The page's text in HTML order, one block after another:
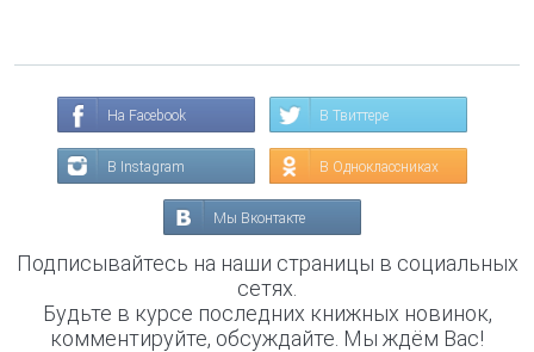
На Facebook В Твиттере
В Instagram В Одноклассниках
Мы Вконтакте
Подписывайтесь на наши страницы в социальных
сетях.
Будьте в курсе последних книжных новинок,
комментируйте, обсуждайте. Мы ждём Вас!